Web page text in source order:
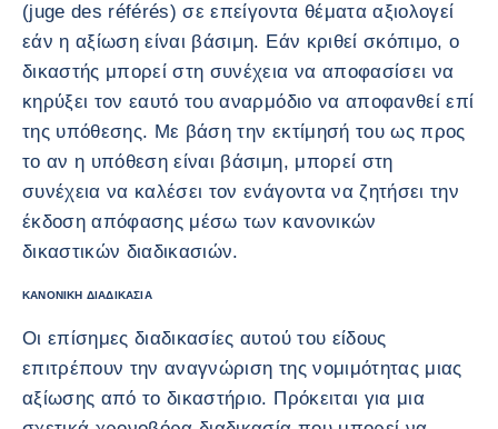
(juge des référés) σε επείγοντα θέματα αξιολογεί
εάν η αξίωση είναι βάσιμη. Εάν κριθεί σκόπιμο, ο
δικαστής μπορεί στη συνέχεια να αποφασίσει να
κηρύξει τον εαυτό του αναρμόδιο να αποφανθεί επί
της υπόθεσης. Με βάση την εκτίμησή του ως προς
το αν η υπόθεση είναι βάσιμη, μπορεί στη
συνέχεια να καλέσει τον ενάγοντα να ζητήσει την
έκδοση απόφασης μέσω των κανονικών
δικαστικών διαδικασιών.
ΚΑΝΟΝΙΚΉ ΔΙΑΔΙΚΑΣΊΑ
Οι επίσημες διαδικασίες αυτού του είδους
επιτρέπουν την αναγνώριση της νομιμότητας μιας
αξίωσης από το δικαστήριο. Πρόκειται για μια